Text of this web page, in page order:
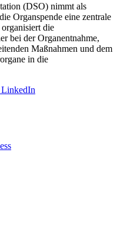
(DSO) nimmt als
Organspende eine zentrale
die
bei der Organentnahme,
Maßnahmen und dem
in die
LinkedIn